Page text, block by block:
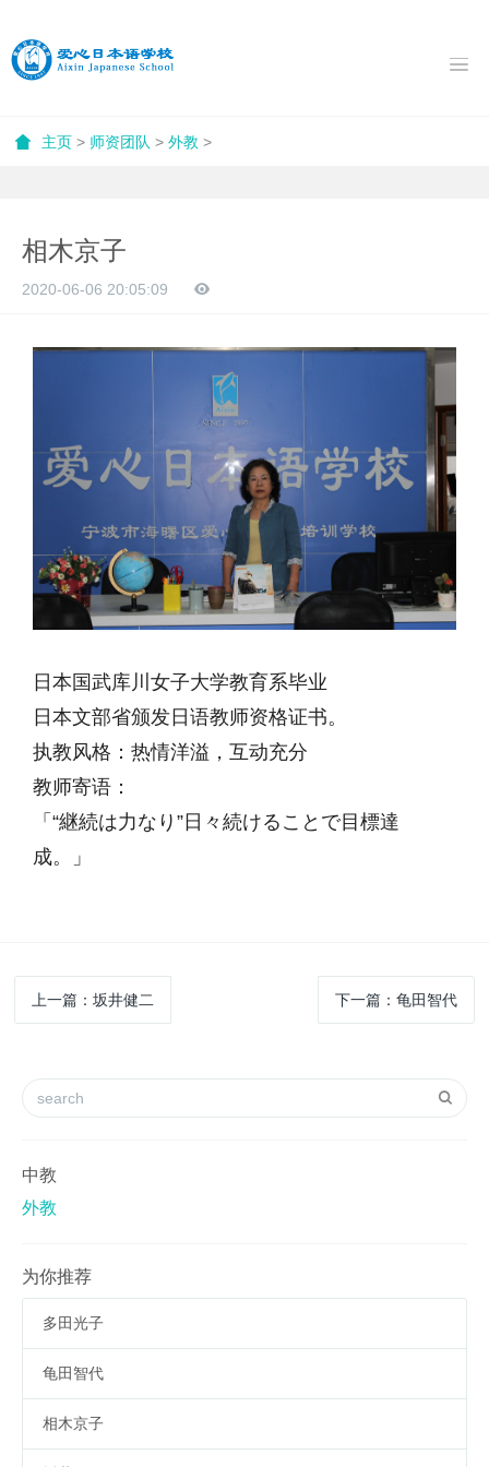
主页 > 师资团队 > 外教 >
相木京子
2020-06-06 20:05:09
日本国武库川女子大学教育系毕业
日本文部省颁发日语教师资格证书。
执教风格：热情洋溢，互动充分
教师寄语：
「“継続は力なり”日々続けることで目標達
成。」
上一篇：坂井健二 下一篇：龟田智代
中教
外教
为你推荐
多田光子
龟田智代
相木京子